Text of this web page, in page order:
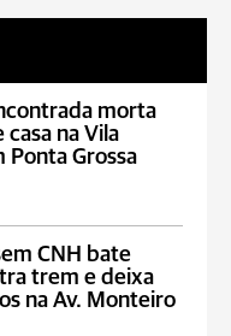
morta
na Vila
Ponta Grossa
CNH bate
trem e deixa
na Av. Monteiro